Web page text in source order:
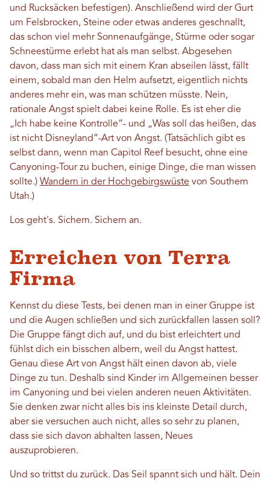
und Rucksäcken befestigen). Anschließend wird der Gurt
um Felsbrocken, Steine ​​oder etwas anderes geschnallt,
das schon viel mehr Sonnenaufgänge, Stürme oder sogar
Schneestürme erlebt hat als man selbst. Abgesehen
davon, dass man sich mit einem Kran abseilen lässt, fällt
einem, sobald man den Helm aufsetzt, eigentlich nichts
anderes mehr ein, was man schützen müsste. Nein,
rationale Angst spielt dabei keine Rolle. Es ist eher die
„Ich habe keine Kontrolle“- und „Was soll das heißen, das
ist nicht Disneyland“-Art von Angst. (Tatsächlich gibt es
selbst dann, wenn man Capitol Reef besucht, ohne eine
Canyoning-Tour zu buchen, einige Dinge, die man wissen
sollte.) Wandern in der Hochgebirgswüste von Southern
Utah.)
Los geht's. Sichern. Sichern an.
Erreichen von Terra
Firma
Kennst du diese Tests, bei denen man in einer Gruppe ist
und die Augen schließen und sich zurückfallen lassen soll?
Die Gruppe fängt dich auf, und du bist erleichtert und
fühlst dich ein bisschen albern, weil du Angst hattest.
Genau diese Art von Angst hält einen davon ab, viele
Dinge zu tun. Deshalb sind Kinder im Allgemeinen besser
im Canyoning und bei vielen anderen neuen Aktivitäten.
Sie denken zwar nicht alles bis ins kleinste Detail durch,
aber sie versuchen auch nicht, alles so sehr zu planen,
dass sie sich davon abhalten lassen, Neues
auszuprobieren.
Und so trittst du zurück. Das Seil spannt sich und hält. Dein